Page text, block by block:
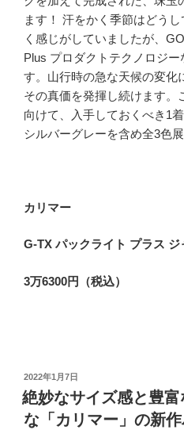
ます！ 汗をかく季節はどう
く感じがしていましたが、
Plus プロダクトテクノロジ
す。山行時の急な天候の変化
その真価を発揮し続けます。
向けて、入手しておくべき1
シルバーグレーを含め全3色展
カリマー
G-TX パックライト プラス ジ
3万6300円（税込）
投
稿
日:
2022年1月7日
絶妙なサイズ感と豊
な「カリマー」の新作